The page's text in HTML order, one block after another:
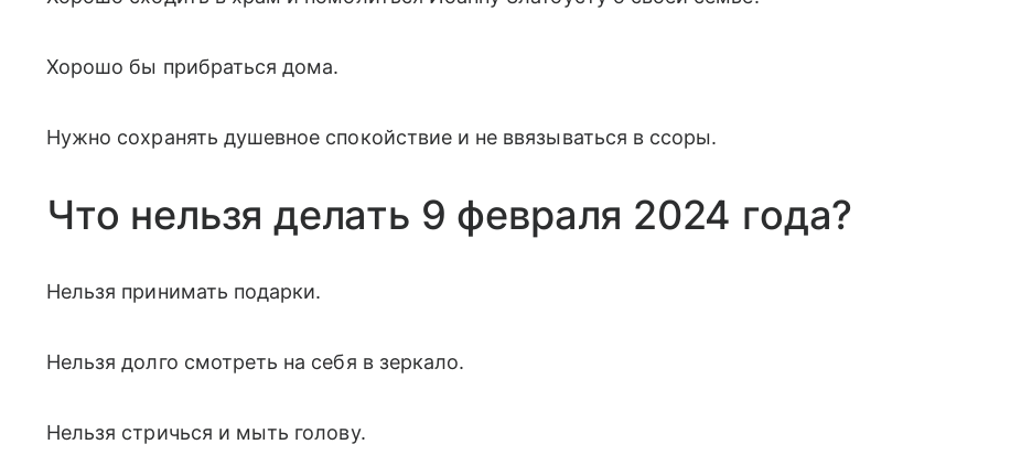
Хорошо бы прибраться дома.
Нужно сохранять душевное спокойствие и не ввязываться в ссоры.
Что нельзя делать 9 февраля 2024 года?
Нельзя принимать подарки.
Нельзя долго смотреть на себя в зеркало.
Нельзя стричься и мыть голову.